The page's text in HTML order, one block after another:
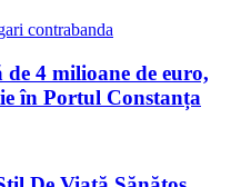
4 milioane de euro,
în Portul Constanța